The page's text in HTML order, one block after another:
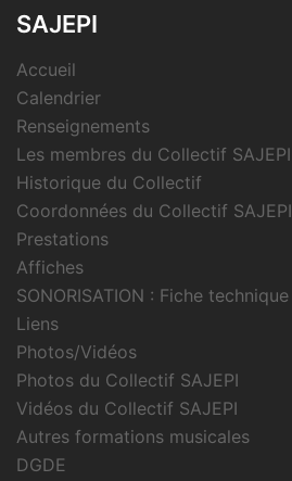
SAJEPI
Accueil
Calendrier
Renseignements
Les membres du Collectif SAJEPI
Historique du Collectif
Coordonnées du Collectif SAJEPI
Prestations
Affiches
SONORISATION : Fiche technique
Liens
Photos/Vidéos
Photos du Collectif SAJEPI
Vidéos du Collectif SAJEPI
Autres formations musicales
DGDE